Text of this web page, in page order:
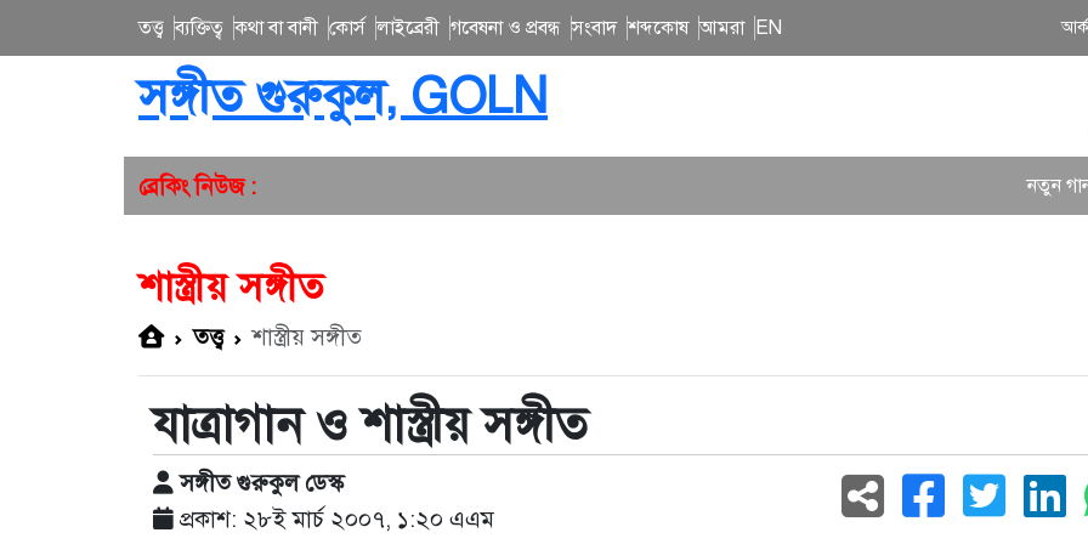
তত্ত্ব ব্যক্তিত্ব কথা বা বানী কোর্স লাইব্রেরী গবেষনা ও প্রবন্ধ সংবাদ শব্দকোষ আমরা EN
সঙ্গীত গুরুকুল, GOLN
ব্রেকিং নিউজ :
নতুন গান ও কনসার্টে
শাস্ত্রীয় সঙ্গীত
তত্ত্ব শাস্ত্রীয় সঙ্গীত
যাত্রাগান ও শাস্ত্রীয় সঙ্গীত
সঙ্গীত গুরুকুল ডেস্ক
প্রকাশ: ২৮ই মার্চ ২০০৭, ১:২০ এএম